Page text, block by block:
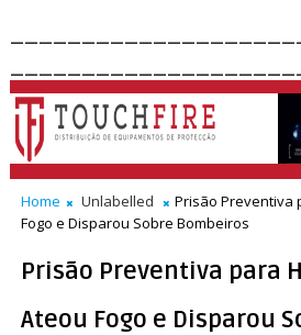
Home Unlabelled
Prisão Preventiva
Fogo e Disparou Sobre Bombeiros
Prisão Preventiva para
Ateou Fogo e Disparou